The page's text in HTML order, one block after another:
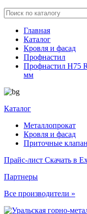
Главная
Каталог
Кровля и фасад
Профнастил
Профнастил Н75
мм
Каталог
Металлопрокат
Кровля и фасад
Приточные
Прайс-лист Скачать в
Партнеры
Все производители »